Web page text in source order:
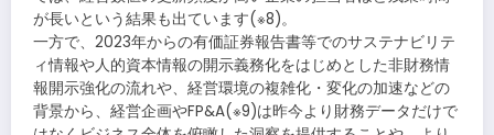
が長いという結果も出ています(※8)。
一方で、2023年からの有価証券報告書等でのサステナビリテ
ィ情報や人的資本情報の開示義務化をはじめとした非財務情
報開示強化の流れや、経営環境の複雑化・変化の加速などの
背景から、経営企画やFP&A(※9)は昨今より財務データだけで